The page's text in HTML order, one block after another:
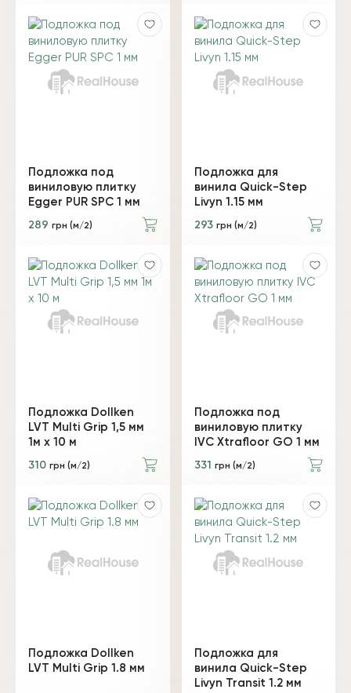
Подложка под
виниловую плитку
Egger PUR SPC 1 мм
289 грн (м/2)
Подложка для
винила Quick-Step
Livyn 1.15 мм
293 грн (м/2)
Подложка Dollken
LVT Multi Grip 1,5 мм
1м х 10 м
310 грн (м/2)
Подложка под
виниловую плитку
IVC Xtrafloor GO 1 мм
331 грн (м/2)
Подложка Dollken
LVT Multi Grip 1.8 мм
Подложка для
винила Quick-Step
Livyn Transit 1.2 мм